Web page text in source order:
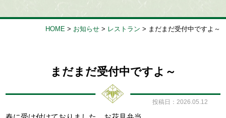
HOME> お知らせ> レストラン > まだまだ受付中ですよ～
まだまだ受付中ですよ～
投稿日：2026.05.12